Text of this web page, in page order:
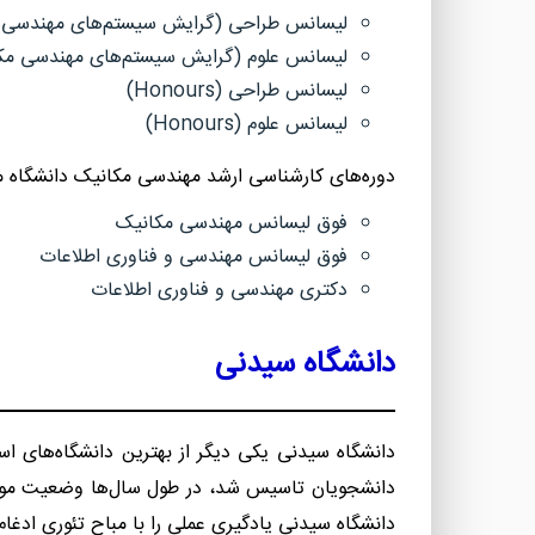
لیسانس طراحی (گرایش سیستم‌های
لیسانس علوم (گرایش سیستم‌های مهندسی
لیسانس طراحی (Honours
)
لیسانس علوم (Honours
)
دوره‌های کارشناسی ارشد مهندسی مکانیک دانشگاه
فوق لیسانس مهندسی مکانیک
فوق لیسانس مهندسی و فناوری اطلاعات
دکتری مهندسی و فناوری اطلاعات
دانشگاه سیدنی
دانشگاه سیدنی یکی دیگر از بهترین دانشگاه‌های
دانشجویان تاسیس شد، در طول سال‌ها وضعیت موجود را
دانشگاه سیدنی یادگیری عملی را با مباح تئوری